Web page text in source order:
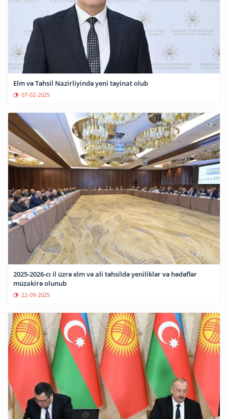
Elm və Təhsil Nazirliyində yeni təyinat olub
07-02-2025
2025-2026-cı il üzrə elm və ali təhsildə yeniliklər və hədəflər
müzakirə olunub
22-09-2025